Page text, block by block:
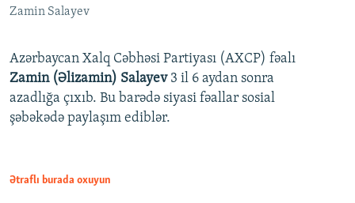
Zamin Salayev
Azərbaycan Xalq Cəbhəsi Partiyası (AXCP) fəalı
Zamin (Əlizamin) Salayev 3 il 6 aydan sonra
azadlığa çıxıb. Bu barədə siyasi fəallar sosial
şəbəkədə paylaşım ediblər.
Ətraflı burada oxuyun